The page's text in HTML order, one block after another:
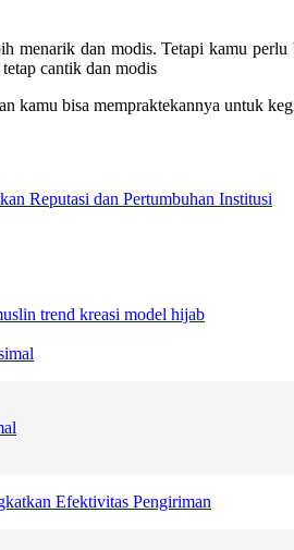
menarik dan modis. Tetapi kamu
cantik dan modis
bisa mempraktekannya untuk
Reputasi dan Pertumbuhan Institusi
trend kreasi model hijab